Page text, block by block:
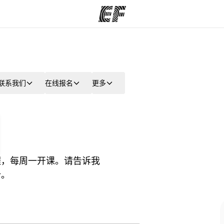
供的课程 查找您附近的办公室
系我们 在线报名 更多
每周一开课。请告诉我